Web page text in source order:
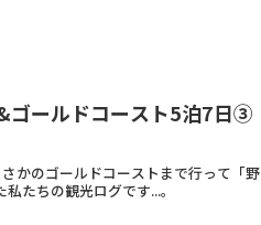
ゴールドコースト5泊7日③
かのゴールドコーストまで行って「野
たちの観光ログです...。